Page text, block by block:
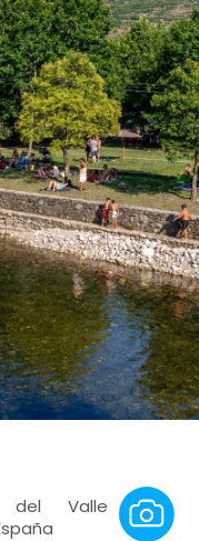
del Valle